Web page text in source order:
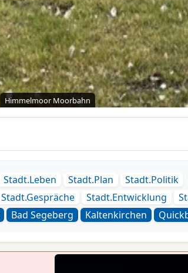
Himmelmoor Moorbahn
Stadt.Leben Stadt.Plan
Stadt.Politik
Stadt.Gespräche Stadt.Entwicklung
Bad Segeberg Kaltenkirchen